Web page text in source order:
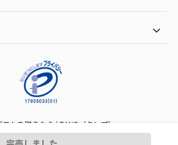
トを贈るなら | TANP（タンプ）
Copyright© TANP Inc.